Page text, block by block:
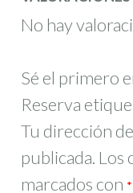
No hay
Sé el primero
Reserva
Tu dirección
publicada. Los
marcados con *